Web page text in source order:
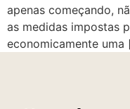
apenas começando,
as medidas impostas
economicamente uma